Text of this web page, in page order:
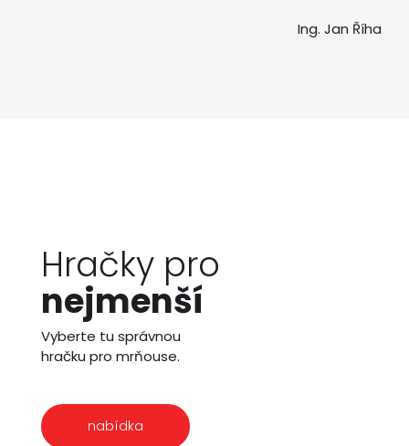
Ing. Jan Říha
Hračky pro
nejmenší
Vyberte tu správnou
hračku pro mrňouse.
nabídka